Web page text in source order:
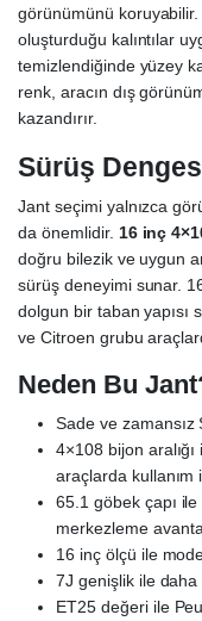
görünümünü
oluşturduğu kalıntılar
temizlendiğinde yüzey
renk, aracın dış
kazandırır.
Sürüş
Jant seçimi yalnızca
da önemlidir. 16 inç
doğru bilezik ve uygun
sürüş deneyimi sunar.
dolgun bir taban yapısı
ve Citroen grubu
Neden Bu
Sade ve zamansız
4×108 bijon
araçlarda kullanım
65.1 göbek çapı
merkezleme
16 inç ölçü ile
7J genişlik ile
ET25 değeri ile